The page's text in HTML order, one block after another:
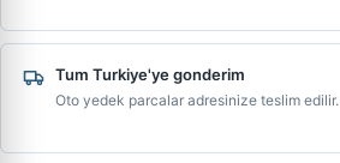
Tum Turkiye'ye gonderim
Oto yedek parcalar adresinize teslim edilir.